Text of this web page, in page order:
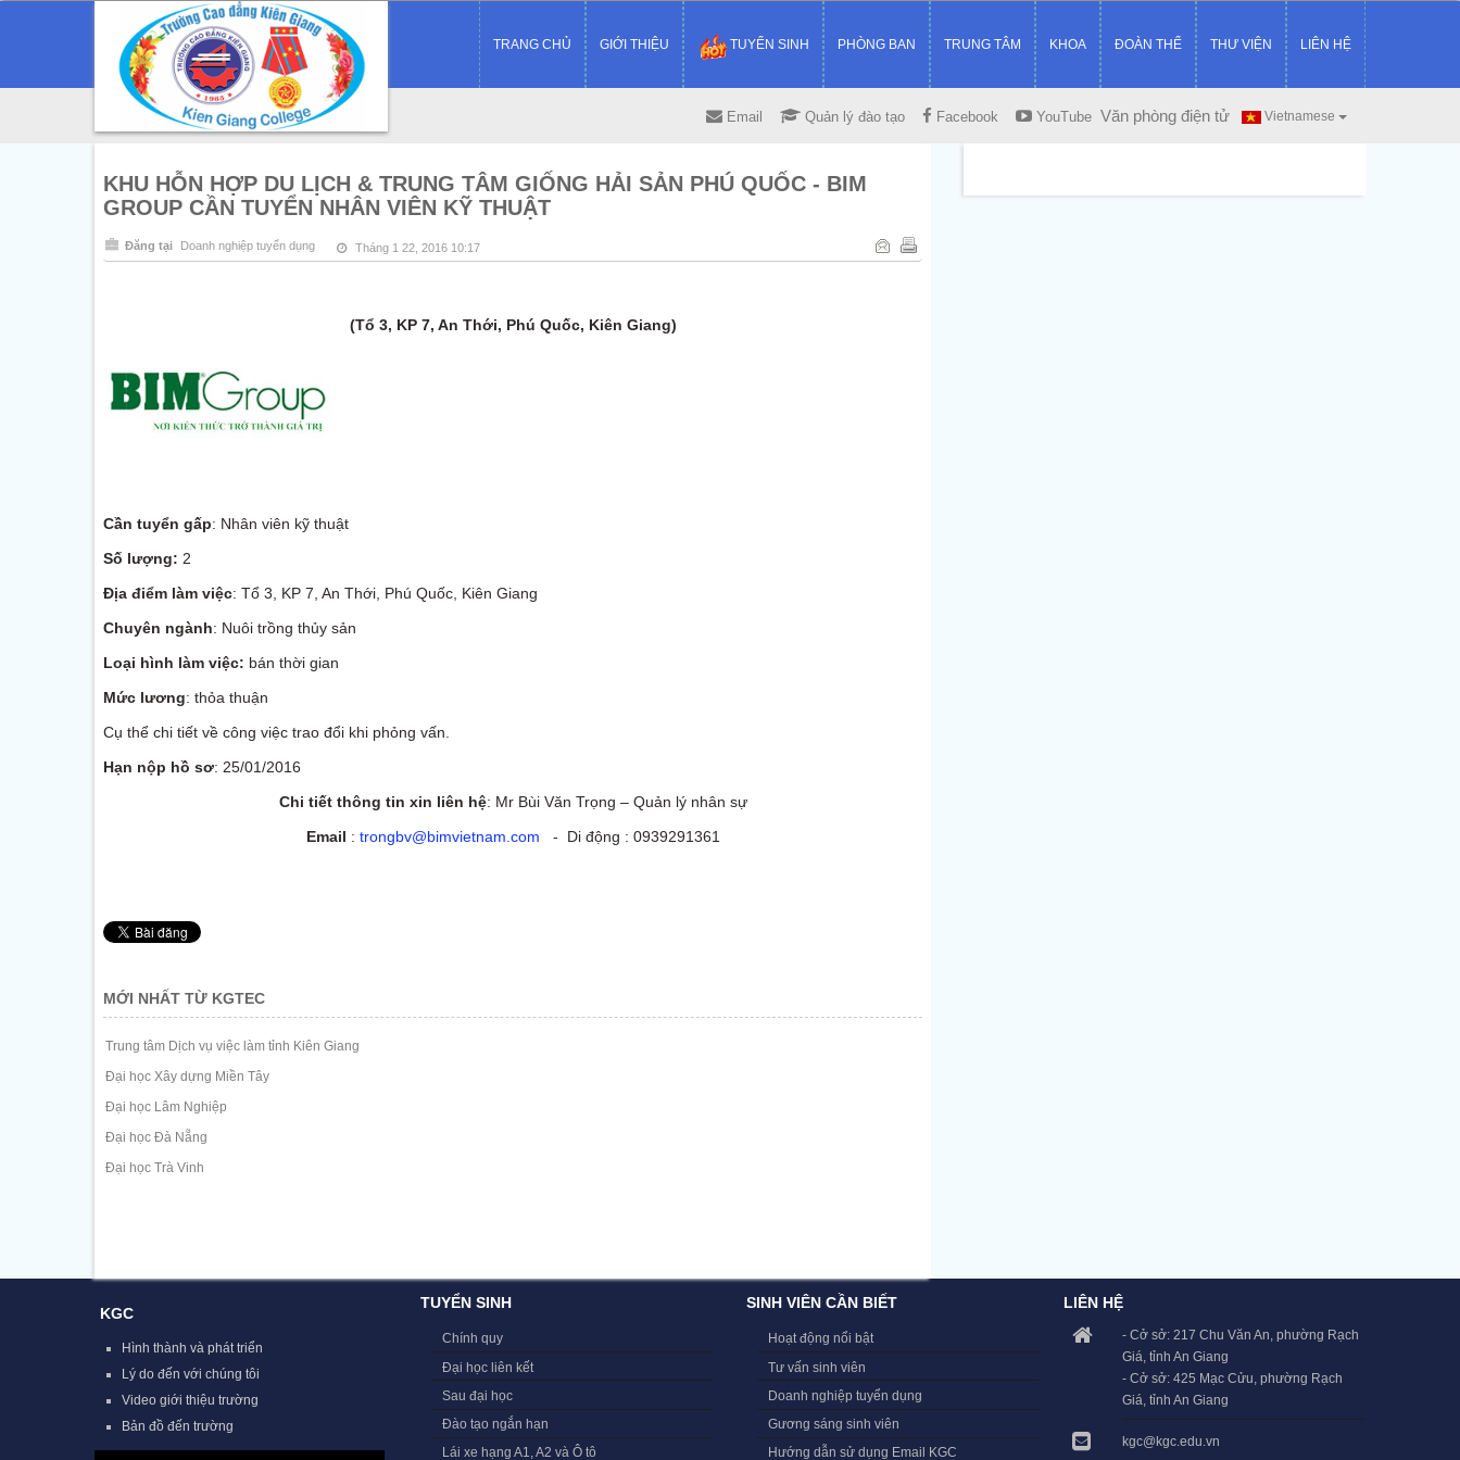
TRANG CHỦ GIỚI THIỆU TUYỂN SINH PHÒNG BAN TRUNG TÂM KHOA ĐOÀN THỂ THƯ VIỆN LIÊN HỆ
Vietnamese
Email Quản lý đào tạo Facebook YouTube Văn phòng điện tử
KHU HỖN HỢP DU LỊCH & TRUNG TÂM GIỐNG HẢI SẢN PHÚ QUỐC - BIM
GROUP CẦN TUYỂN NHÂN VIÊN KỸ THUẬT
Đăng tại Doanh nghiệp tuyển dụng Tháng 1 22, 2016 10:17
(Tổ 3, KP 7, An Thới, Phú Quốc, Kiên Giang)
Cần tuyển gấp: Nhân viên kỹ thuật
Số lượng: 2
Địa điểm làm việc: Tổ 3, KP 7, An Thới, Phú Quốc, Kiên Giang
Chuyên ngành: Nuôi trồng thủy sản
Loại hình làm việc: bán thời gian
Mức lương: thỏa thuận
Cụ thể chi tiết về công việc trao đổi khi phỏng vấn.
Hạn nộp hồ sơ: 25/01/2016
Chi tiết thông tin xin liên hệ: Mr Bùi Văn Trọng – Quản lý nhân sự
Email : trongbv@bimvietnam.com - Di động : 0939291361
MỚI NHẤT TỪ KGTEC
Trung tâm Dịch vụ việc làm tỉnh Kiên Giang
Đại học Xây dựng Miền Tây
Đại học Lâm Nghiệp
Đại học Đà Nẵng
Đại học Trà Vinh
KGC
Hình thành và phát triển
Lý do đến với chúng tôi
Video giới thiệu trường
Bản đồ đến trường
TUYỂN SINH
Chính quy
Đại học liên kết
Sau đại học
Đào tạo ngắn hạn
Lái xe hạng A1, A2 và Ô tô
SINH VIÊN CẦN BIẾT
Hoạt động nổi bật
Tư vấn sinh viên
Doanh nghiệp tuyển dụng
Gương sáng sinh viên
Hướng dẫn sử dụng Email KGC
LIÊN HỆ
- Cở sở: 217 Chu Văn An, phường Rạch
Giá, tỉnh An Giang
- Cở sở: 425 Mạc Cửu, phường Rạch
Giá, tỉnh An Giang
kgc@kgc.edu.vn